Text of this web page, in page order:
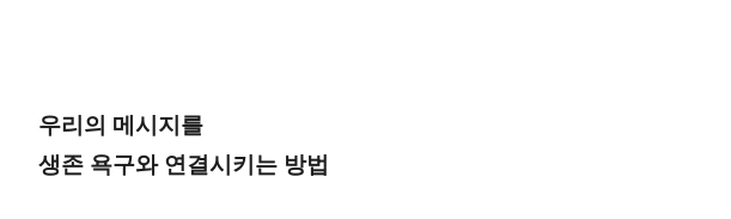
우리의 메시지를
생존 욕구와 연결시키는 방법